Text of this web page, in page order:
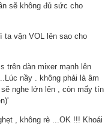
sẽ không đủ sức cho
ta vặn VOL lên sao cho
trên dàn mixer mạnh lên
nầy . không phải là âm
nghe lớn lên , còn mấy tín
, không rè ...OK !!! Khoái